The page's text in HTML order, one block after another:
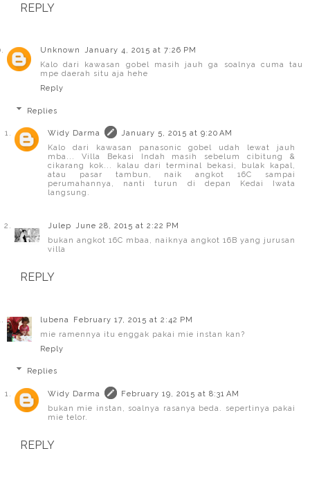
REPLY
Unknown
January 4, 2015 at 7:26 PM
Kalo dari kawasan gobel masih jauh ga soalnya cuma tau
mpe daerah situ aja hehe
Reply
Replies
Widy Darma
January 5, 2015 at 9:20 AM
Kalo dari kawasan panasonic gobel udah lewat jauh
mba... Villa Bekasi Indah masih sebelum cibitung &
cikarang kok... kalau dari terminal bekasi, bulak kapal,
atau pasar tambun, naik angkot 16C sampai
perumahannya, nanti turun di depan Kedai Iwata
langsung.
Julep June 28, 2015 at 2:22 PM
bukan angkot 16C mbaa, naiknya angkot 16B yang jurusan
villa
REPLY
lubena
February 17, 2015 at 2:42 PM
mie ramennya itu enggak pakai mie instan kan?
Reply
Replies
Widy Darma
February 19, 2015 at 8:31 AM
bukan mie instan, soalnya rasanya beda. sepertinya pakai
mie telor.
REPLY